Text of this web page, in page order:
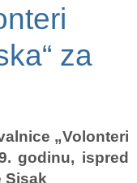
za
„Volonteri
godinu, ispred
Sisak